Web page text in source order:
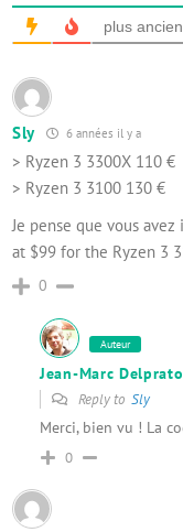
plus ancien
Sly 6 années il y a
> Ryzen 3 3300X 110 €
> Ryzen 3 3100 130 €
Je pense que vous
at $99 for the Ryzen 3
0
Auteur
Jean-Marc Delprato
Reply to Sly
Merci, bien vu ! La
0